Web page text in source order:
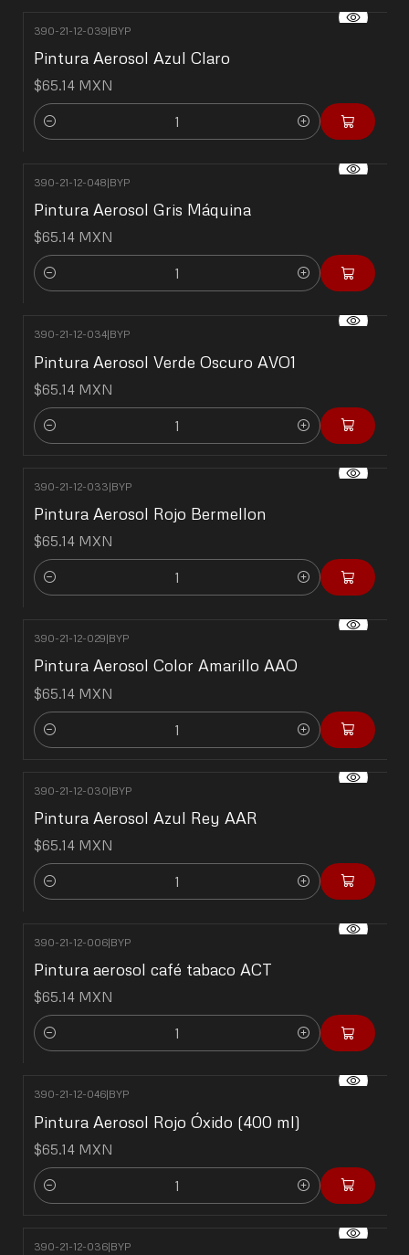
390-21-12-039|BYP
Pintura Aerosol Azul Claro
$65.14 MXN
Cantidad
390-21-12-048|BYP
Pintura Aerosol Gris Máquina
$65.14 MXN
Cantidad
390-21-12-034|BYP
Pintura Aerosol Verde Oscuro AVO1
$65.14 MXN
Cantidad
390-21-12-033|BYP
Pintura Aerosol Rojo Bermellon
$65.14 MXN
Cantidad
390-21-12-029|BYP
Pintura Aerosol Color Amarillo AAO
$65.14 MXN
Cantidad
390-21-12-030|BYP
Pintura Aerosol Azul Rey AAR
$65.14 MXN
Cantidad
390-21-12-006|BYP
Pintura aerosol café tabaco ACT
$65.14 MXN
Cantidad
390-21-12-046|BYP
Pintura Aerosol Rojo Óxido (400 ml)
$65.14 MXN
Cantidad
390-21-12-036|BYP